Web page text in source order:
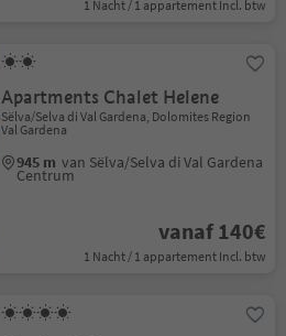
1 Nacht / 1 appartement Incl. btw
Apartments Chalet Helene
Sëlva/Selva di Val Gardena, Dolomites Region
Val Gardena
945 m van Sëlva/Selva di Val Gardena
Centrum
vanaf 140€
1 Nacht / 1 appartement Incl. btw